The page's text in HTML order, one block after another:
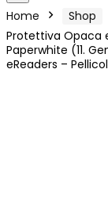
Home Shop
Protettiva Opaca
Paperwhite (11.
eReaders –